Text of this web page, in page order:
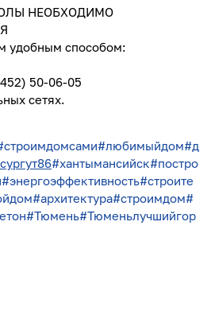
НЕОБХОДИМО
удобным способом:
50-06-05
сетях.
#любимыйдом#д
#хантымансийск#постро
#энергоэффективность#строите
#архитектура#строимдом#
#Тюмень#Тюменьлучшийгор